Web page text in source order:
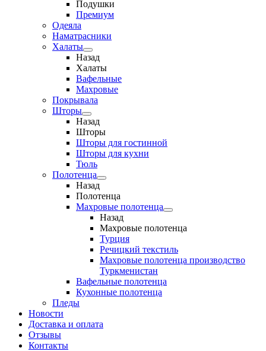
Подушки
Премиум
Одеяла
Наматрасники
Халаты
Назад
Халаты
Вафельные
Махровые
Покрывала
Шторы
Назад
Шторы
Шторы для гостинной
Шторы для кухни
Тюль
Полотенца
Назад
Полотенца
Махровые полотенца
Назад
Махровые полотенца
Турция
Речицкий текстиль
Махровые полотенца производство
Туркменистан
Вафельные полотенца
Кухонные полотенца
Пледы
Новости
Доставка и оплата
Отзывы
Контакты